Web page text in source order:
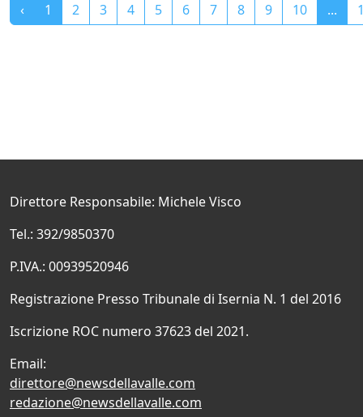
‹ 1 2 3 4 5 6 7 8 9 10 ...
Direttore Responsabile: Michele Visco
Tel.: 392/9850370
P.IVA.: 00939520946
Registrazione Presso Tribunale di Isernia N. 1 del 2016
Iscrizione ROC numero 37623 del 2021.
Email:
direttore@newsdellavalle.com
redazione@newsdellavalle.com